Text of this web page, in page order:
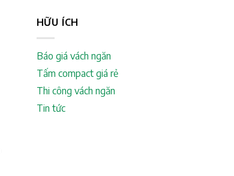
HỮU ÍCH
Báo giá vách ngăn
Tấm compact giá rẻ
Thi công vách ngăn
Tin tức